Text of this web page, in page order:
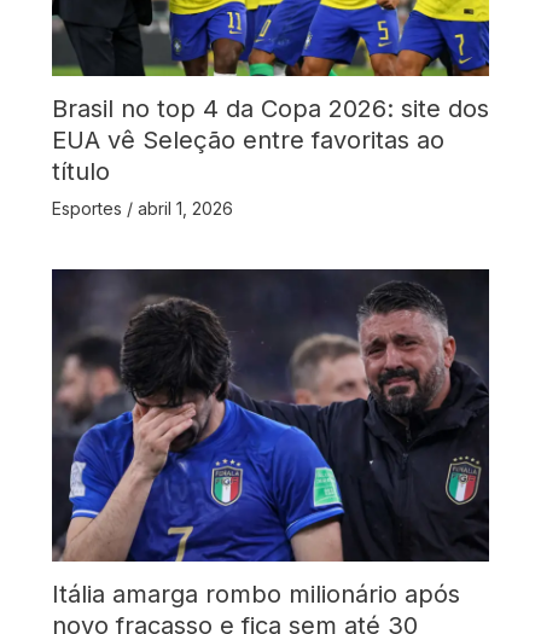
Brasil no top 4 da Copa 2026: site dos
EUA vê Seleção entre favoritas ao
título
Esportes / abril 1, 2026
Itália amarga rombo milionário após
novo fracasso e fica sem até 30